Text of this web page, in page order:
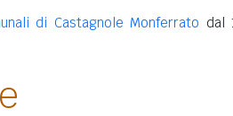
di Castagnole Monferrato dal